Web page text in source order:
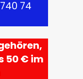
74
50 € im